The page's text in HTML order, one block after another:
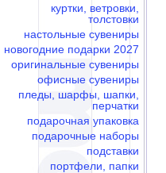
куртки, ветровки,
толстовки
настольные сувениры
новогодние подарки 2027
оригинальные сувениры
офисные сувениры
пледы, шарфы, шапки,
перчатки
подарочная упаковка
подарочные наборы
подставки
портфели, папки